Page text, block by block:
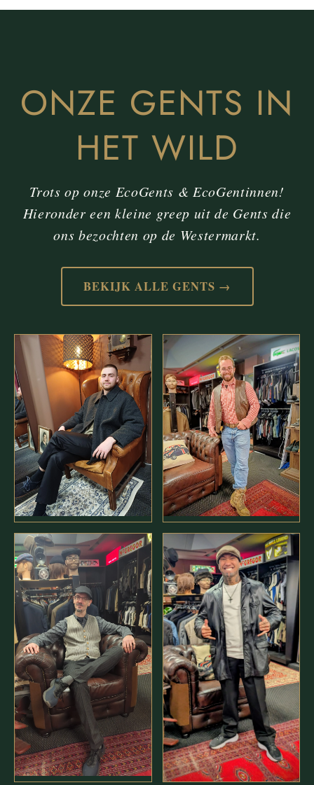
ONZE GENTS IN
HET WILD
Trots op onze EcoGents & EcoGentinnen!
Hieronder een kleine greep uit de Gents die
ons bezochten op de Westermarkt.
BEKIJK ALLE GENTS →